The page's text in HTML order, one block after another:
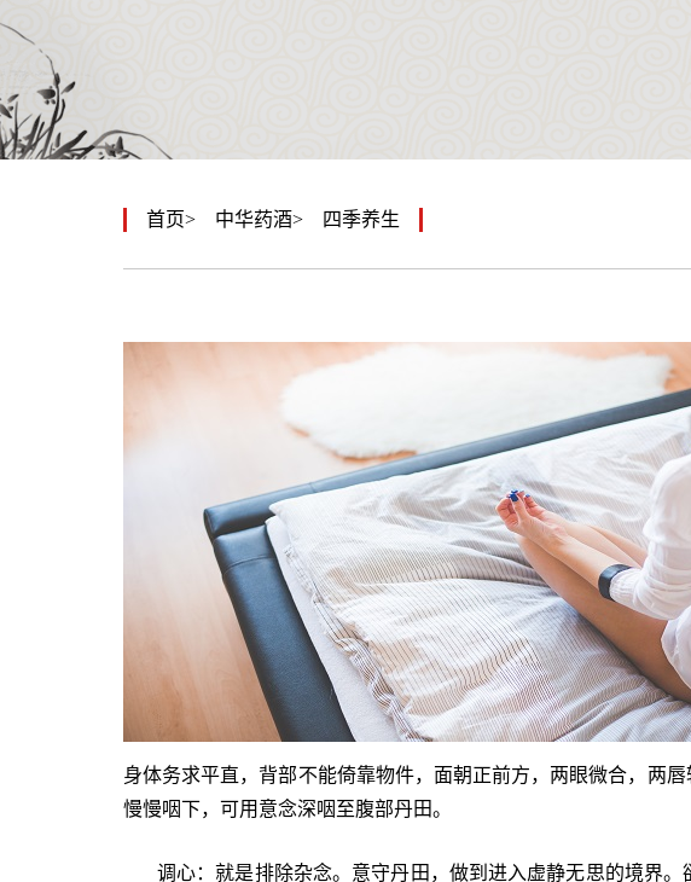
首页 中华药酒 四季养生
身体务求平直，背部不能倚靠物件，面朝正前方，两眼微合，两
慢慢咽下，可用意念深咽至腹部丹田。
调心：就是排除杂念。意守丹田，做到进入虚静无思的境界